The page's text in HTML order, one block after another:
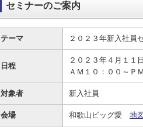
お客さまのさまざまな資金ニーズに応
じたご提案をさせていただきます。
資金の運用に必要な商品、定期預金、
投資信託などをご紹介します。
法人・事業主のお客さまへ情報のご提
供や課題解決のご支援をいたします。
その他各種サービスをご紹介します。
セミナーのご案内
テーマ ２０２３年新入社員
日程
２０２３年４月１１
ＡＭ１０：００～Ｐ
対象者 新入社員
会場 和歌山ビッグ愛 地